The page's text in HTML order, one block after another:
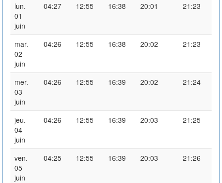
lun.
01
juin
04:27 12:55 16:38 20:01 21:23
mar.
02
juin
04:26 12:55 16:38 20:02 21:23
mer.
03
juin
04:26 12:55 16:39 20:02 21:24
jeu.
04
juin
04:26 12:55 16:39 20:03 21:25
ven.
05
juin
04:25 12:55 16:39 20:03 21:26